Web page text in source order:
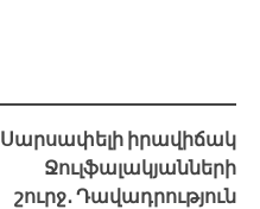
Սարսափելի իրավիճակ
Ջուլֆալակյանների
շուրջ․ Դավադրություն